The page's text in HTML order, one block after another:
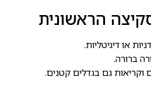
או דיגיטליות.
ברורה.
וקריאות גם בגדלים קטנים.